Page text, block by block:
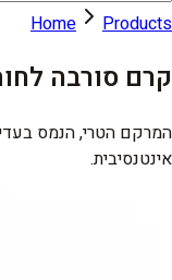
Home Products
קרם סורבה
המרקם הטרי, הנמס
אינטנסיבית.